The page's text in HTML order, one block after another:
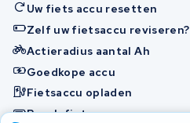
Uw fiets accu resetten
Zelf uw fietsaccu reviseren?
Actieradius aantal Ah
Goedkope accu
Fietsaccu opladen
Bosch fietsaccu